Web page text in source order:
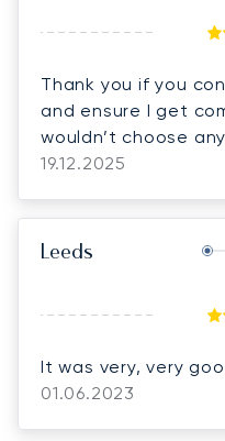
Thank you if you
and ensure I get
wouldn’t choose
19.12.2025
Leeds
It was very, very
01.06.2023